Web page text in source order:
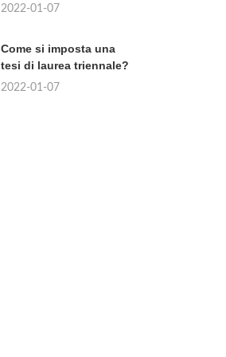
2022-01-07
Come si imposta una
tesi di laurea triennale?
2022-01-07